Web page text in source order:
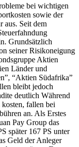
bei wichtigen
sowie der
aus. Seit dem
Grundsätzlich
seiner Risikoneigung
Aktien
Länder und
“Aktien Südafrika”
bleibt jedoch
deutlich Während
fallen bei
an. Als Erstes
Pay Group das
später 167 PS unter
Geld der Anleger